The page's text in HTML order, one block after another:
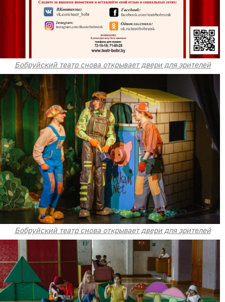
Бобруйский театр снова открывает двери для зрителей
Бобруйский театр снова открывает двери для зрителей